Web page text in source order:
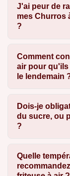
J'ai peur de
mes Churros
?
Comment
air pour
le lendemain
Dois-je
du sucre, ou
?
Quelle